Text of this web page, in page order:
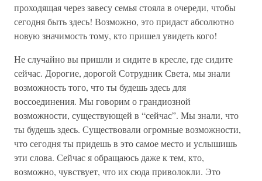
проходящая через завесу семья стояла в очереди, чтобы
сегодня быть здесь! Возможно, это придаст абсолютно
новую значимость тому, кто пришел увидеть кого!
Не случайно вы пришли и сидите в кресле, где сидите
сейчас. Дорогие, дорогой Сотрудник Света, мы знали
возможность того, что ты будешь здесь для
воссоединения. Мы говорим о грандиозной
возможности, существующей в “сейчас”. Мы знали, что
ты будешь здесь. Существовали огромные возможности,
что сегодня ты придешь в это самое место и услышишь
эти слова. Сейчас я обращаюсь даже к тем, кто,
возможно, чувствует, что их сюда приволокли. Это